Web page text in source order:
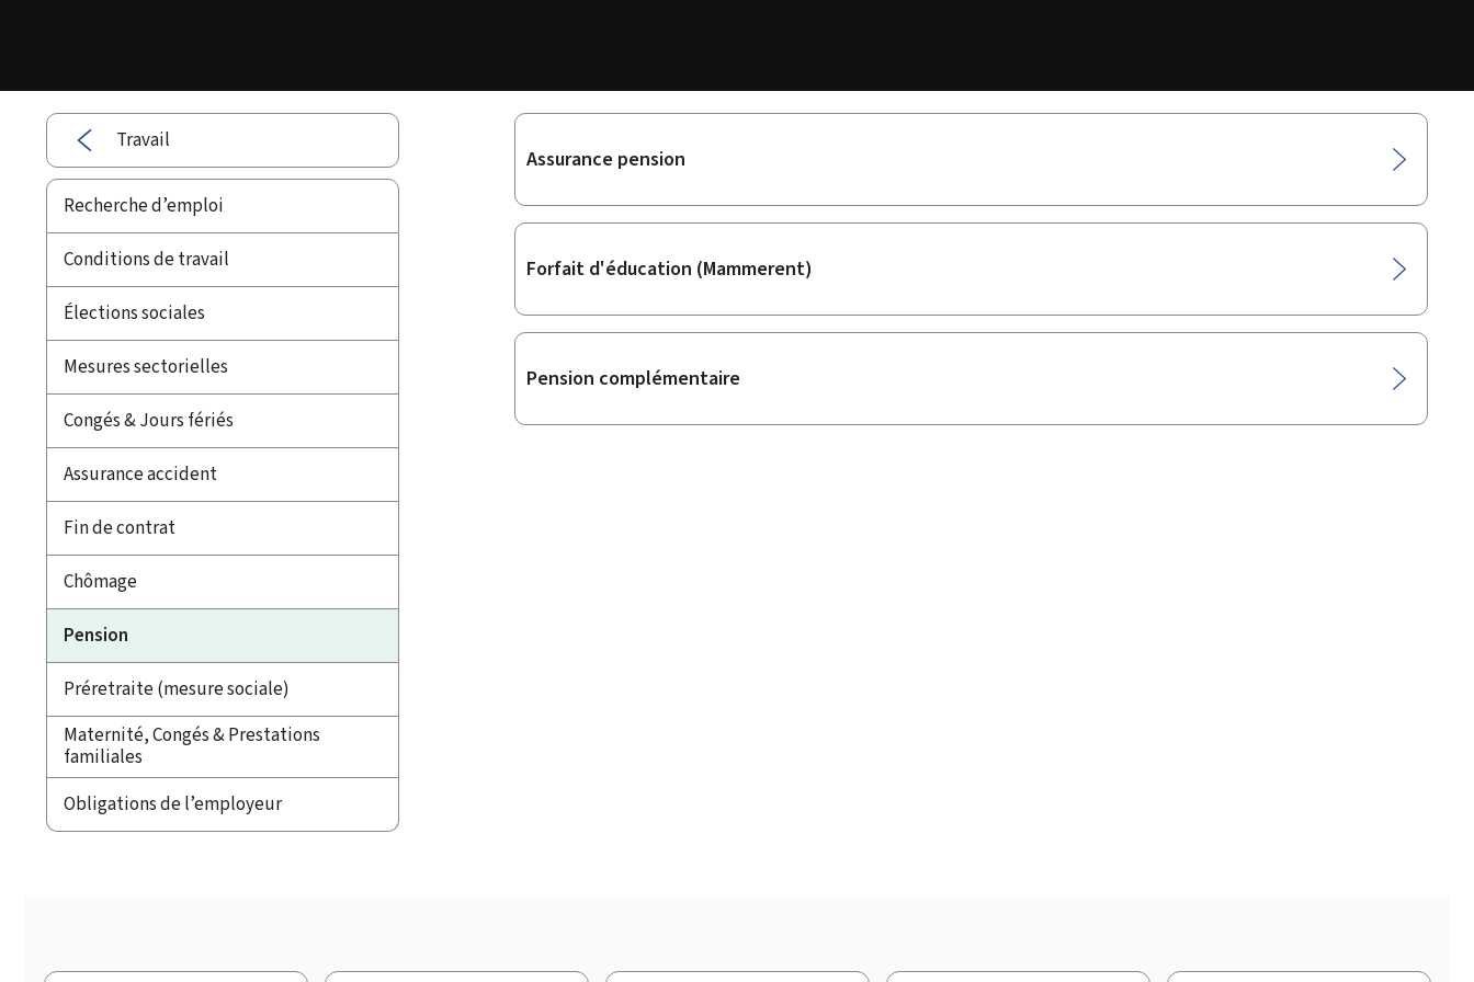
Travail
Recherche d’emploi
Conditions de travail
Élections sociales
Mesures sectorielles
Congés & Jours fériés
Assurance accident
Fin de contrat
Chômage
Pension
Préretraite (mesure sociale)
Maternité, Congés & Prestations
familiales
Obligations de l’employeur
Sous-
rubriques
Assurance pension
Forfait d'éducation (Mammerent)
Pension complémentaire